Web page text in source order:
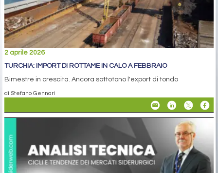
2 aprile 2026
TURCHIA: IMPORT DI ROTTAME IN CALO A FEBBRAIO
Bimestre in crescita. Ancora sottotono l'export di tondo
di Stefano Gennari